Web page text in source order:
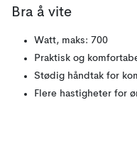
Bra å vite
Watt, maks: 700
Praktisk og
Stødig håndtak for
Flere hastigheter for